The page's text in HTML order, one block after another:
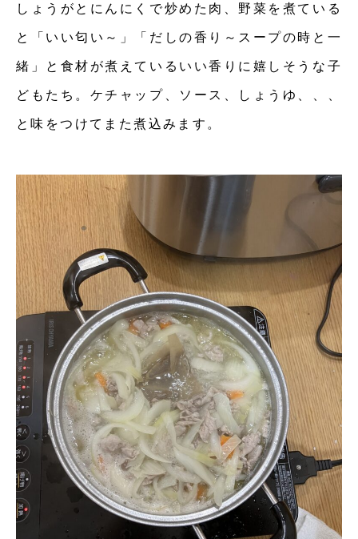
しょうがとにんにくで炒めた肉、野菜を煮ている
と「いい匂い～」「だしの香り～スープの時と一
緒」と食材が煮えているいい香りに嬉しそうな子
どもたち。ケチャップ、ソース、しょうゆ、、、
と味をつけてまた煮込みます。